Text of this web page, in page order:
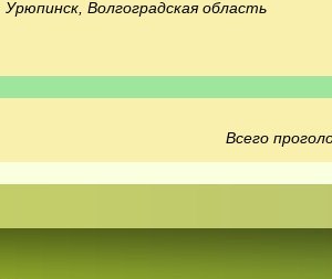
Волгоградская область
Всего